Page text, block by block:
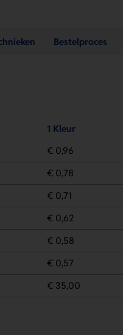
Bestelproces
1 Kleur
€ 0,96
€ 0,78
€ 0,71
€ 0,62
€ 0,58
€ 0,57
€ 35,00